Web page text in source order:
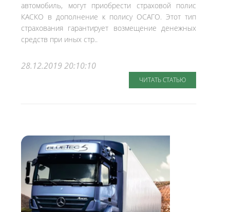
автомобиль, могут приобрести страховой полис
КАСКО в дополнение к полису ОСАГО. Этот тип
страхования гарантирует возмещение денежных
средств при иных стр..
28.12.2019 20:10:10
ЧИТАТЬ СТАТЬЮ